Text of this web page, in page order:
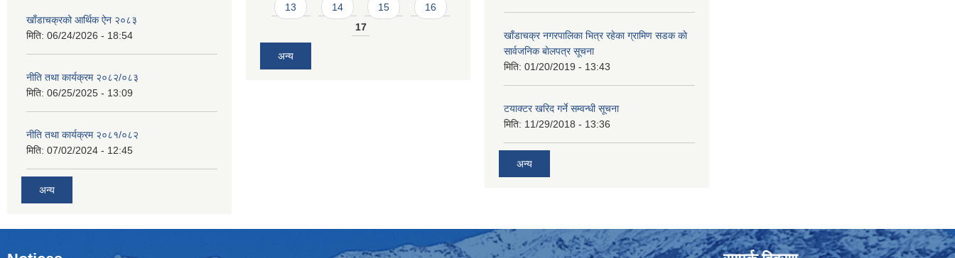
खाँडाचक्रको आर्थिक ऐन २०८३
मिति: 06/24/2026 - 18:54
नीति तथा कार्यक्रम २०८२/०८३
मिति: 06/25/2025 - 13:09
नीति तथा कार्यक्रम २०८१/०८२
मिति: 07/02/2024 - 12:45
अन्य
13 14 15
16
17
अन्य
खाँडाचक्र नगरपालिका भित्र रहेका ग्रामिण सडक काे
सार्वजनिक बाेलपत्र सूचना
मिति: 01/20/2019 - 13:43
टयाक्टर खरिद गर्ने सम्वन्धी सूचना
मिति: 11/29/2018 - 13:36
अन्य